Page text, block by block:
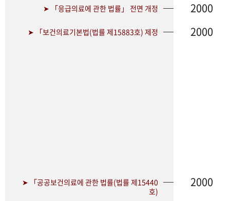
➤ 「응급의료에 관한 법률」 전면 개정 2000
➤ 「보건의료기본법(법률 제15883호) 제정 2000
➤ 「공공보건의료에 관한 법률(법률 제15440
호)
2000